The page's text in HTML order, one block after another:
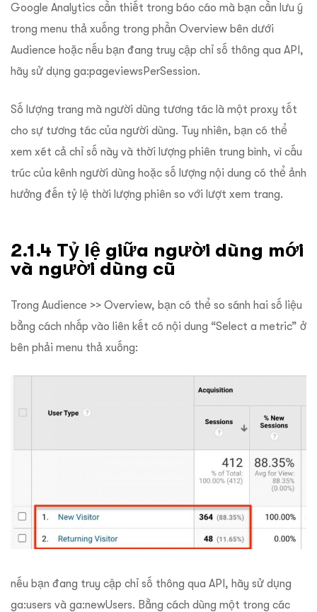
Google Analytics cần thiết trong báo cáo mà bạn cần lưu ý
trong menu thả xuống trong phần Overview bên dưới
Audience hoặc nếu bạn đang truy cập chỉ số thông qua API,
hãy sử dụng ga:pageviewsPerSession.
Số lượng trang mà người dùng tương tác là một proxy tốt
cho sự tương tác của người dùng. Tuy nhiên, bạn có thể
xem xét cả chỉ số này và thời lượng phiên trung bình, vì cấu
trúc của kênh người dùng hoặc số lượng nội dung có thể ảnh
hưởng đến tỷ lệ thời lượng phiên so với lượt xem trang.
2.1.4 Tỷ lệ giữa người dùng mới
và người dùng cũ
Trong Audience >> Overview, bạn có thể so sánh hai số liệu
bằng cách nhấp vào liên kết có nội dung “Select a metric” ở
bên phải menu thả xuống:
nếu bạn đang truy cập chỉ số thông qua API, hãy sử dụng
ga:users và ga:newUsers. Bằng cách dùng một trong các